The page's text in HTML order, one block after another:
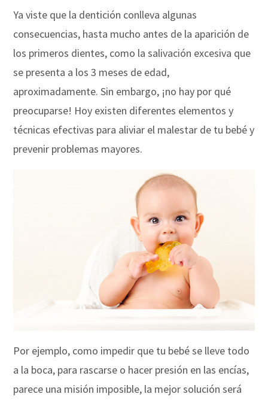
Ya viste que la dentición conlleva algunas
consecuencias, hasta mucho antes de la aparición de
los primeros dientes, como la salivación excesiva que
se presenta a los 3 meses de edad,
aproximadamente. Sin embargo, ¡no hay por qué
preocuparse! Hoy existen diferentes elementos y
técnicas efectivas para aliviar el malestar de tu bebé y
prevenir problemas mayores.
Por ejemplo, como impedir que tu bebé se lleve todo
a la boca, para rascarse o hacer presión en las encías,
parece una misión imposible, la mejor solución será